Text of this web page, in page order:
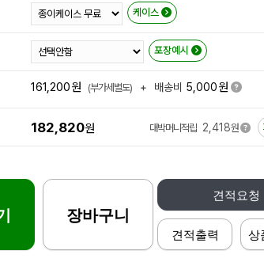
케이스
포장예시
161,200원 (부가세별도) + 배송비 5,000원
182,820원 대박머니적립 2,418원
견적요청
견적출력 상
장바구니